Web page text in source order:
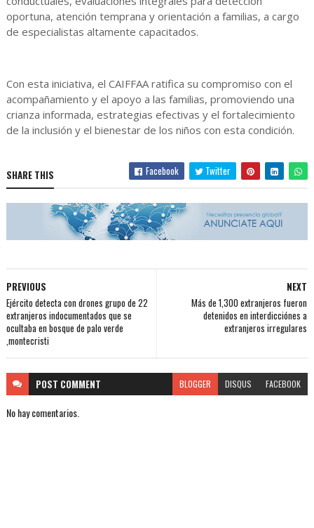
oportuna, atención temprana y orientación a familias, a cargo
de especialistas altamente capacitados.
Con esta iniciativa, el CAIFFAA ratifica su compromiso con el
acompañamiento y el apoyo a las familias, promoviendo una
crianza informada, estrategias efectivas y el fortalecimiento
de la inclusión y el bienestar de los niños con esta condición.
SHARE THIS Facebook Twitter
NEXT
Más de 1,300 extranjeros fueron
detenidos en interdicciónes a
extranjeros irregulares
PREVIOUS
Ejército detecta con drones grupo de 22
extranjeros indocumentados que se
ocultaba en bosque de palo verde
,montecristi
POST COMMENT BLOGGER DISQUS FACEBOOK
No hay comentarios.